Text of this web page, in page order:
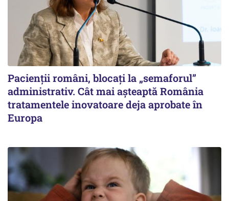
Pacienții români, blocați la „semaforul”
administrativ. Cât mai așteaptă România
tratamentele inovatoare deja aprobate în
Europa